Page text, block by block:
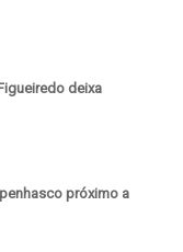
deixa
próximo a